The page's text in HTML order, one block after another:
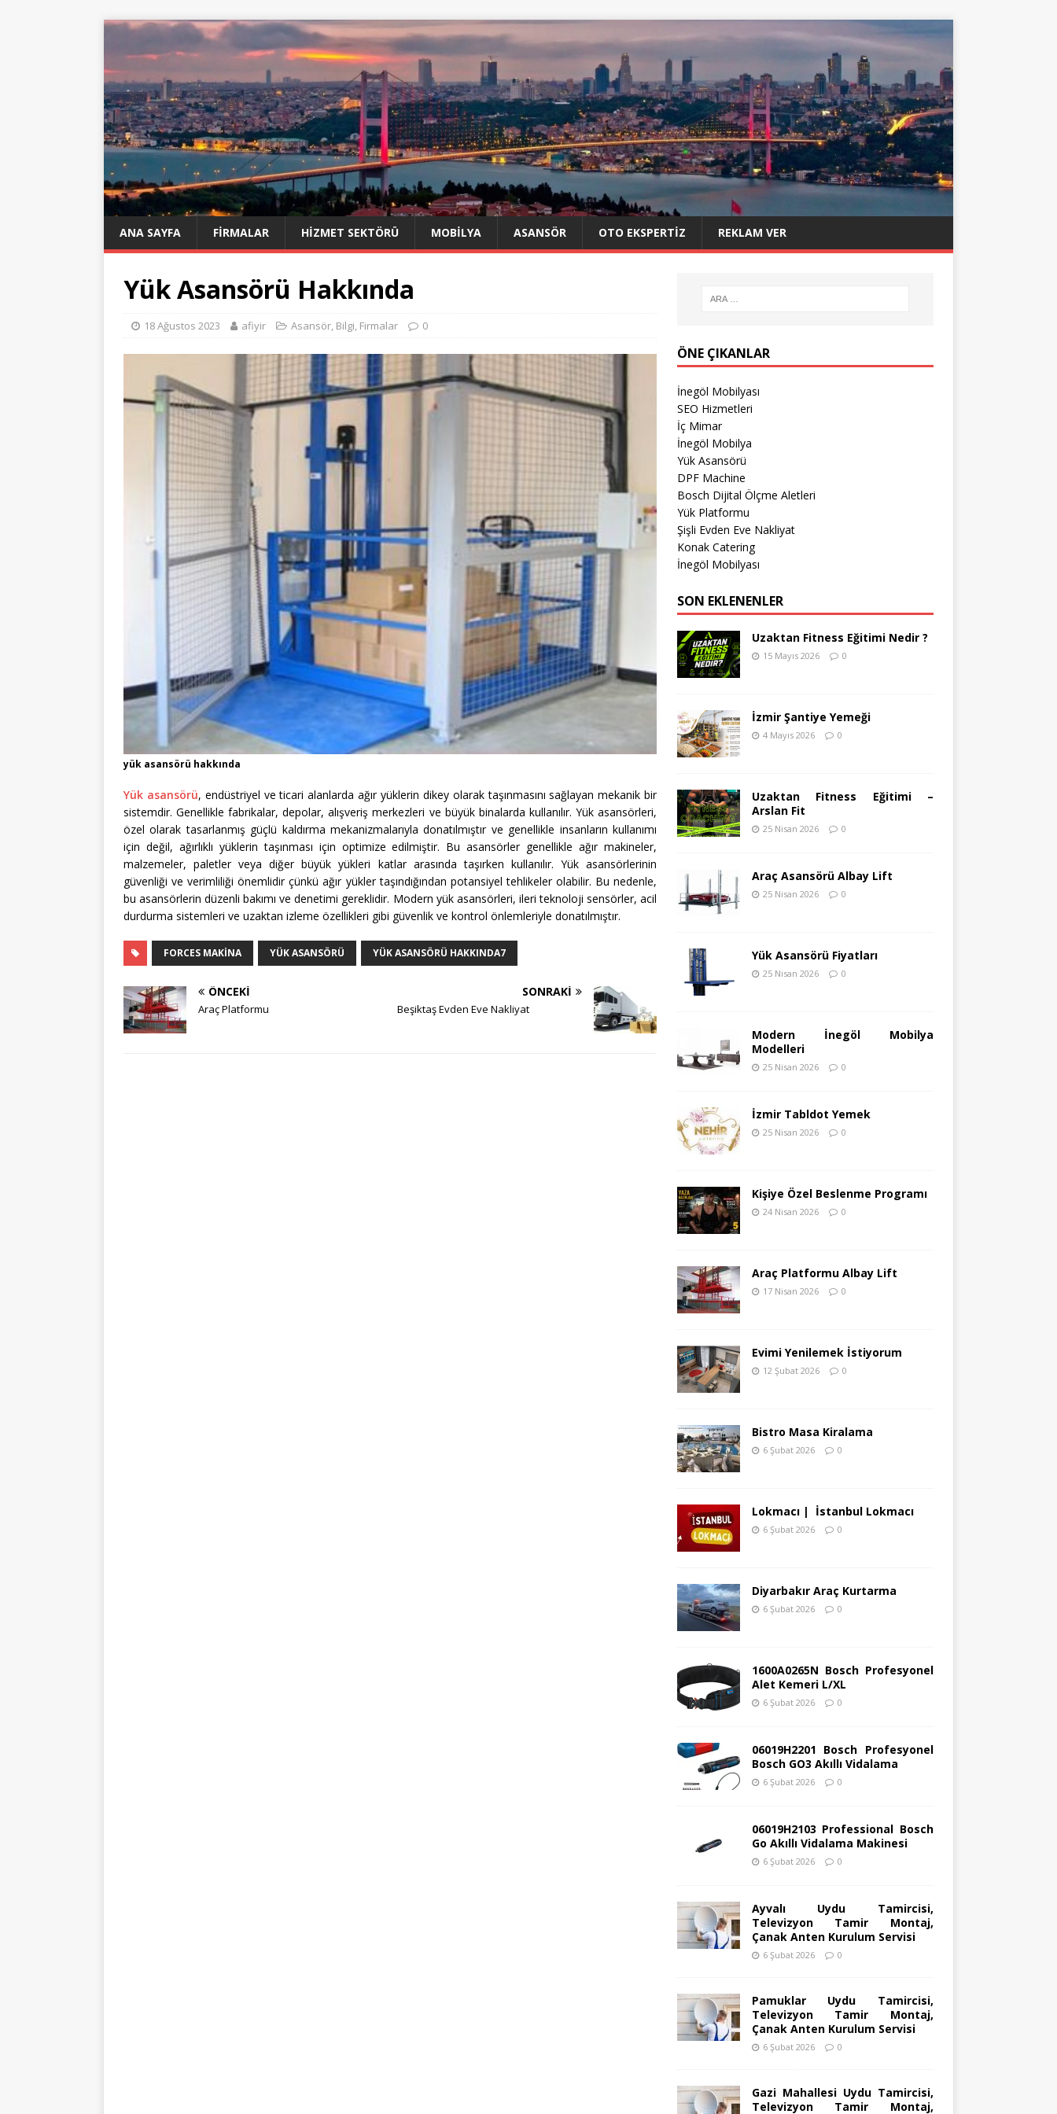
ANA SAYFA FIRMALAR HIZMET SEKTÖRÜ MOBILYA ASANSÖR OTO EKSPERTIZ REKLAM VER
Yük Asansörü Hakkında
18 Ağustos 2023 afiyir Asansör, Bilgi, Firmalar 0
yük asansörü hakkında
Yük asansörü, endüstriyel ve ticari alanlarda ağır yüklerin dikey olarak taşınmasını sağlayan mekanik bir
sistemdir. Genellikle fabrikalar, depolar, alışveriş merkezleri ve büyük binalarda kullanılır. Yük asansörleri,
özel olarak tasarlanmış güçlü kaldırma mekanizmalarıyla donatılmıştır ve genellikle insanların kullanımı
için değil, ağırlıklı yüklerin taşınması için optimize edilmiştir. Bu asansörler genellikle ağır makineler,
malzemeler, paletler veya diğer büyük yükleri katlar arasında taşırken kullanılır. Yük asansörlerinin
güvenliği ve verimliliği önemlidir çünkü ağır yükler taşındığından potansiyel tehlikeler olabilir. Bu nedenle,
bu asansörlerin düzenli bakımı ve denetimi gereklidir. Modern yük asansörleri, ileri teknoloji sensörler, acil
durdurma sistemleri ve uzaktan izleme özellikleri gibi güvenlik ve kontrol önlemleriyle donatılmıştır.
FORCES MAKINA YÜK ASANSÖRÜ YÜK ASANSÖRÜ HAKKINDA7
ÖNCEKI
Araç Platformu
SONRAKI
Beşiktaş Evden Eve Nakliyat
ÖNE ÇIKANLAR
İnegöl Mobilyası
SEO Hizmetleri
İç Mimar
İnegöl Mobilya
Yük Asansörü
DPF Machine
Bosch Dijital Ölçme Aletleri
Yük Platformu
Şişli Evden Eve Nakliyat
Konak Catering
İnegöl Mobilyası
SON EKLENENLER
Uzaktan Fitness Eğitimi Nedir ?
15 Mayıs 2026 0
İzmir Şantiye Yemeği
4 Mayıs 2026 0
Uzaktan Fitness Eğitimi –
Arslan Fit
25 Nisan 2026 0
Araç Asansörü Albay Lift
25 Nisan 2026 0
Yük Asansörü Fiyatları
25 Nisan 2026 0
Modern İnegöl Mobilya
Modelleri
25 Nisan 2026 0
İzmir Tabldot Yemek
25 Nisan 2026 0
Kişiye Özel Beslenme Programı
24 Nisan 2026 0
Araç Platformu Albay Lift
17 Nisan 2026 0
Evimi Yenilemek İstiyorum
12 Şubat 2026 0
Bistro Masa Kiralama
6 Şubat 2026 0
Lokmacı | İstanbul Lokmacı
6 Şubat 2026 0
Diyarbakır Araç Kurtarma
6 Şubat 2026 0
1600A0265N Bosch Profesyonel
Alet Kemeri L/XL
6 Şubat 2026 0
06019H2201 Bosch Profesyonel
Bosch GO3 Akıllı Vidalama
6 Şubat 2026 0
06019H2103 Professional Bosch
Go Akıllı Vidalama Makinesi
6 Şubat 2026 0
Ayvalı Uydu Tamircisi,
Televizyon Tamir Montaj,
Çanak Anten Kurulum Servisi
6 Şubat 2026 0
Pamuklar Uydu Tamircisi,
Televizyon Tamir Montaj,
Çanak Anten Kurulum Servisi
6 Şubat 2026 0
Gazi Mahallesi Uydu Tamircisi,
Televizyon Tamir Montaj,